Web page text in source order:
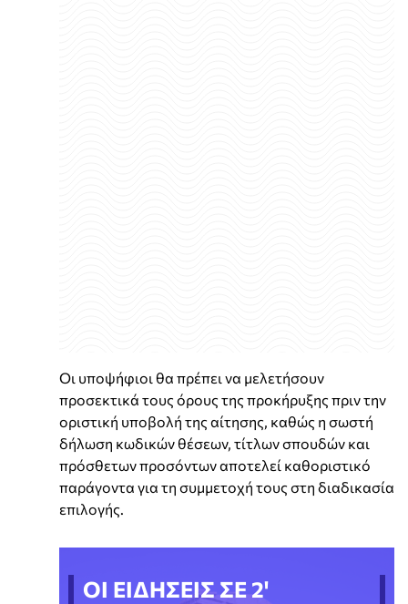
Οι υποψήφιοι θα πρέπει να μελετήσουν
προσεκτικά τους όρους της προκήρυξης πριν την
οριστική υποβολή της αίτησης, καθώς η σωστή
δήλωση κωδικών θέσεων, τίτλων σπουδών και
πρόσθετων προσόντων αποτελεί καθοριστικό
παράγοντα για τη συμμετοχή τους στη διαδικασία
επιλογής.
ΟΙ ΕΙΔΗΣΕΙΣ ΣΕ 2'